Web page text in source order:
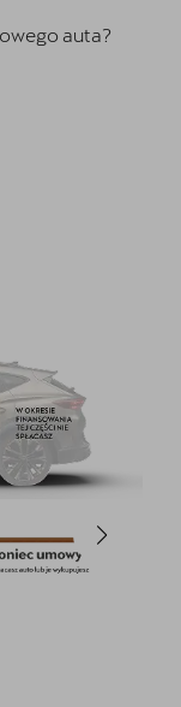
auta?